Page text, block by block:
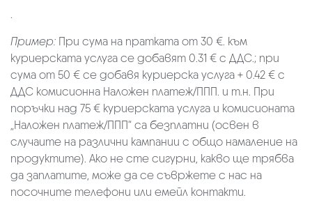
.
Пример: При сума на пратката от 30 €. към
куриерската услуга се добавят 0.31 € с ДДС.; при
сума от 50 € се добавя куриерска услуга + 0.42 € с
ДДС комисионна Наложен платеж/ППП. и т.н. При
поръчки над 75 € куриерската услуга и комисионата
„Наложен платеж/ППП“ са безплатни (освен в
случаите на различни кампании с общо намаление на
продуктите). Ако не сте сигурни, какво ще трябва
да заплатите, може да се съвржете с нас на
посочните телефони или емейл контакти.